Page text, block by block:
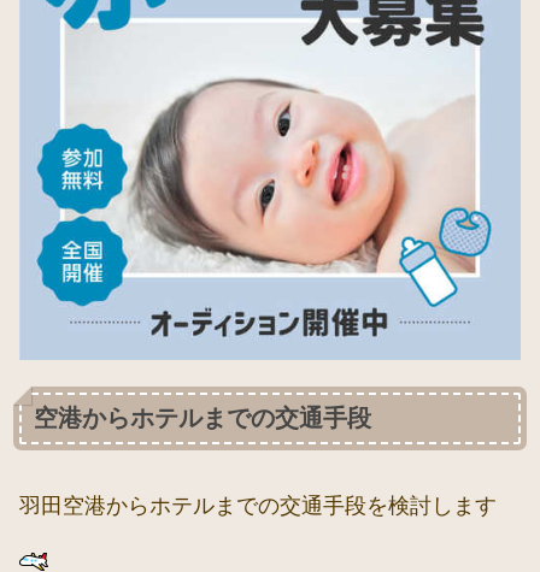
空港からホテルまでの交通手段
羽田空港からホテルまでの交通手段を検討します